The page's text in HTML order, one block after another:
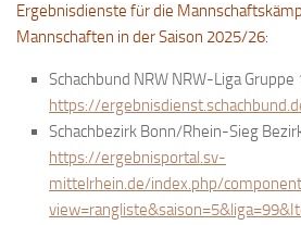
2. Mannschaft
4. Mannschaft
Jugendschach
Schach online
1.Online Schachturnierserie
Ergebnisdienste für die
Mannschaften in der Saison 2025/26:
Schachbund NRW NRW-Liga Gruppe
https://
Schachbezirk Bonn/Rhein-Sieg
https://ergebnisportal.sv-
mittelrhein.de/index.php/